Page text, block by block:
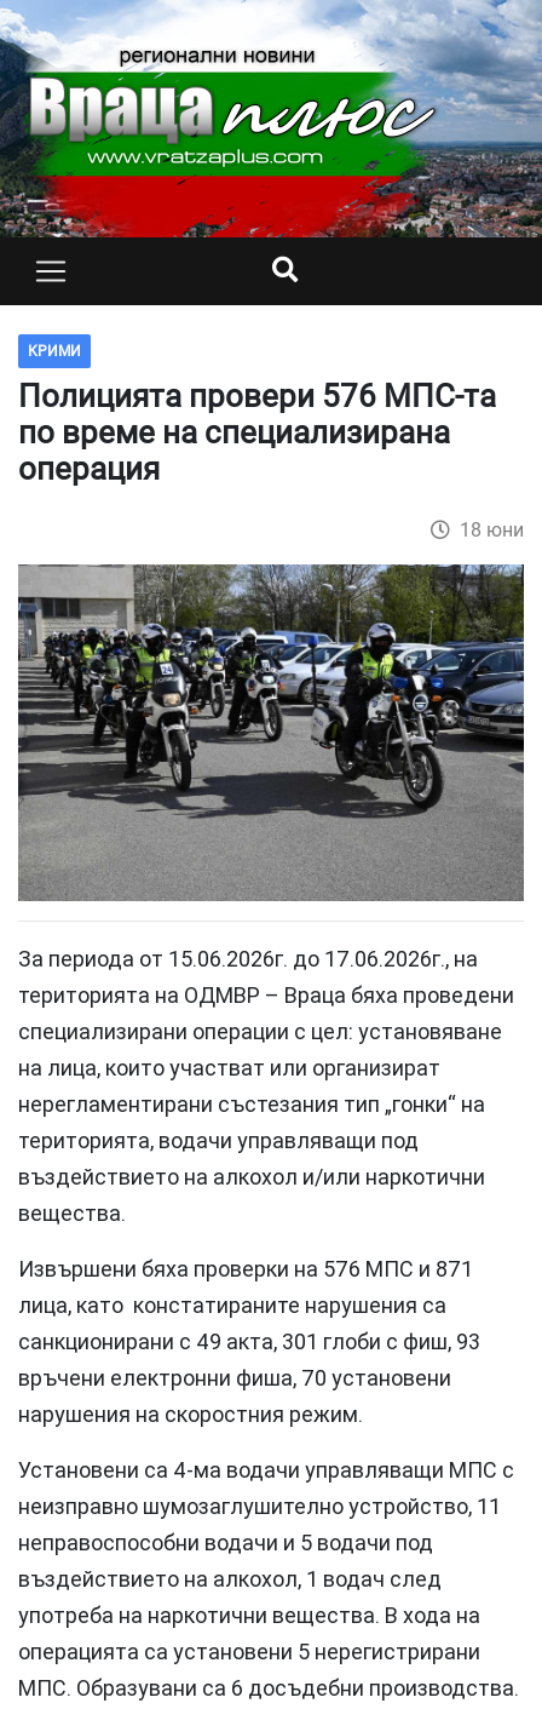
КРИМИ
Полицията провери 576 МПС-та
по време на специализирана
операция
18 юни
За периода от 15.06.2026г. до 17.06.2026г., на
територията на ОДМВР – Враца бяха проведени
специализирани операции с цел: установяване
на лица, които участват или организират
нерегламентирани състезания тип „гонки“ на
територията, водачи управляващи под
въздействието на алкохол и/или наркотични
вещества.
Извършени бяха проверки на 576 МПС и 871
лица, като констатираните нарушения са
санкционирани с 49 акта, 301 глоби с фиш, 93
връчени електронни фиша, 70 установени
нарушения на скоростния режим.
Установени са 4-ма водачи управляващи МПС с
неизправно шумозаглушително устройство, 11
неправоспособни водачи и 5 водачи под
въздействието на алкохол, 1 водач след
употреба на наркотични вещества. В хода на
операцията са установени 5 нерегистрирани
МПС. Образувани са 6 досъдебни производства.